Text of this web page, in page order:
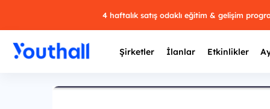
4 haftalık satış odaklı eğitim & gelişim
Şirketler İlanlar Etkinlikler